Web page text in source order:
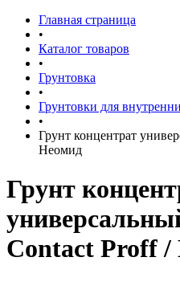
Главная страница
•
Каталог товаров
•
Грунтовка
•
Грунтовки для
•
Грунт концентрат
Неомид
Грунт
Contact Proff /